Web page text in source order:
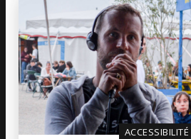
ACCESSIBILITÉ